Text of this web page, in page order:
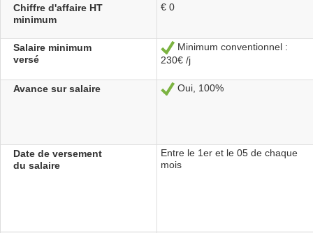
Chiffre d'affaire HT
minimum
€ 0
Salaire minimum
versé
Sí
Minimum conventionnel :
230€ /j
Avance sur salaire Sí
Oui, 100%
Date de versement
du salaire
Entre le 1er et le 05 de chaque
mois